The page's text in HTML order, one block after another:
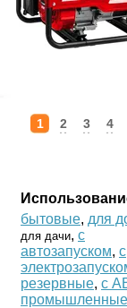
1 2 3 4
бытовые, для
для дачи, с
автозапуском, с
резервные, с
промышленные